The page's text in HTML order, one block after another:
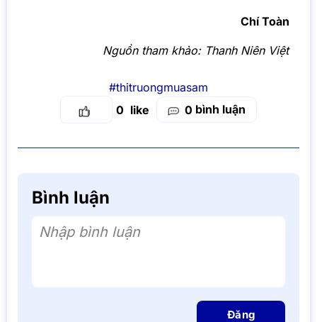
Chí Toàn
Nguồn tham khảo: Thanh Niên Việt
#thitruongmuasam
0
0 bình luận
Bình luận
Nhập bình luận
Đăng